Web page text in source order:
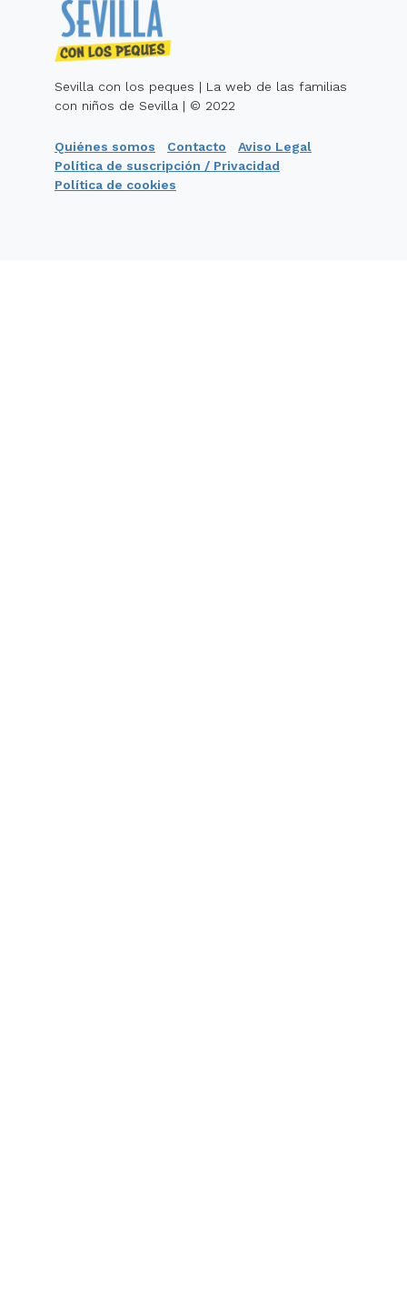
Sevilla con los peques | La web de las familias
con niños de Sevilla | © 2022
Quiénes somos Contacto
Aviso Legal
Política de suscripción / Privacidad
Política de cookies